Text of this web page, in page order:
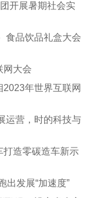
开展暑期社会实
食品饮品礼盒大会
网大会
年世界互联网
运营，时的科技与
打造零碳造车新示
出发展“加速度”